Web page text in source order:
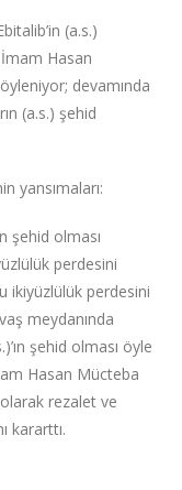
(a.s.)
Hasan
devamında
(a.s.) şehid
yansımaları:
şehid olması
perdesini
ikiyüzlülük perdesini
meydanında
şehid olması öyle
Hasan Mücteba
olarak rezalet ve
kararttı.